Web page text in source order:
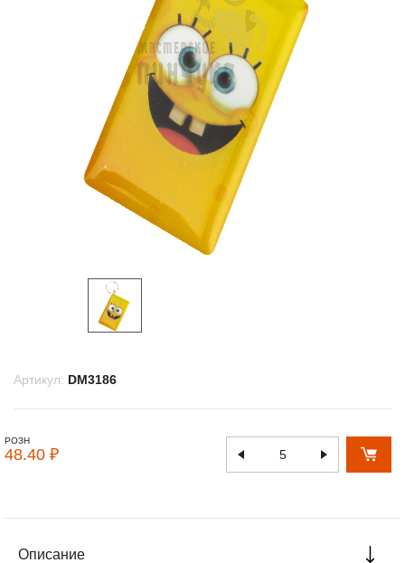
Артикул: DM3186
РОЗН
48.40 ₽
Описание